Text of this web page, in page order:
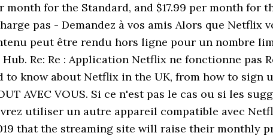
for the Standard, and $17.99 per month for
pas - Demandez à vos amis Alors que Netflix
peut être rendu hors ligne pour un nombre
Re: Re : Application Netflix ne fonctionne pas
know about Netflix in the UK, from how to sign
AVEC VOUS. Si ce n'est pas le cas ou si les
utiliser un autre appareil compatible avec
that the streaming site will raise their monthly